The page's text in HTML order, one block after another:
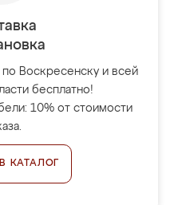
Воскресенску и всей
бесплатно!
10% от стоимости
КАТАЛОГ